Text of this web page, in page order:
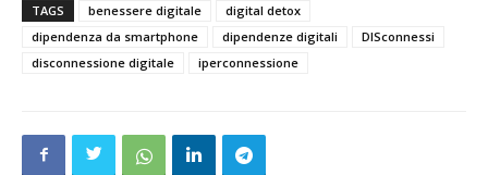
TAGS benessere digitale
digital detox
dipendenza da smartphone
dipendenze digitali
DISconnessi
disconnessione digitale
iperconnessione